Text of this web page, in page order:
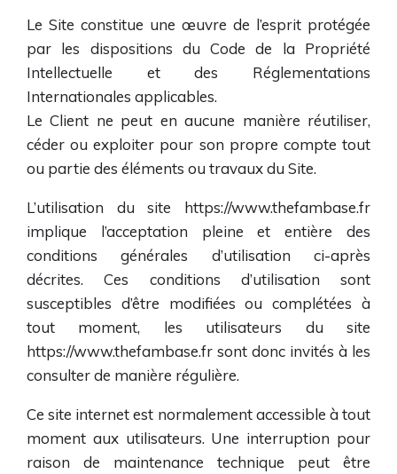
Le Site constitue une œuvre de l’esprit protégée
par les dispositions du Code de la Propriété
Intellectuelle et des Réglementations
Internationales applicables.
Le Client ne peut en aucune manière réutiliser,
céder ou exploiter pour son propre compte tout
ou partie des éléments ou travaux du Site.
L’utilisation du site https://www.thefambase.fr
implique l’acceptation pleine et entière des
conditions générales d’utilisation ci-après
décrites. Ces conditions d’utilisation sont
susceptibles d’être modifiées ou complétées à
tout moment, les utilisateurs du site
https://www.thefambase.fr sont donc invités à les
consulter de manière régulière.
Ce site internet est normalement accessible à tout
moment aux utilisateurs. Une interruption pour
raison de maintenance technique peut être